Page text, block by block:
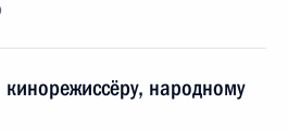
народному